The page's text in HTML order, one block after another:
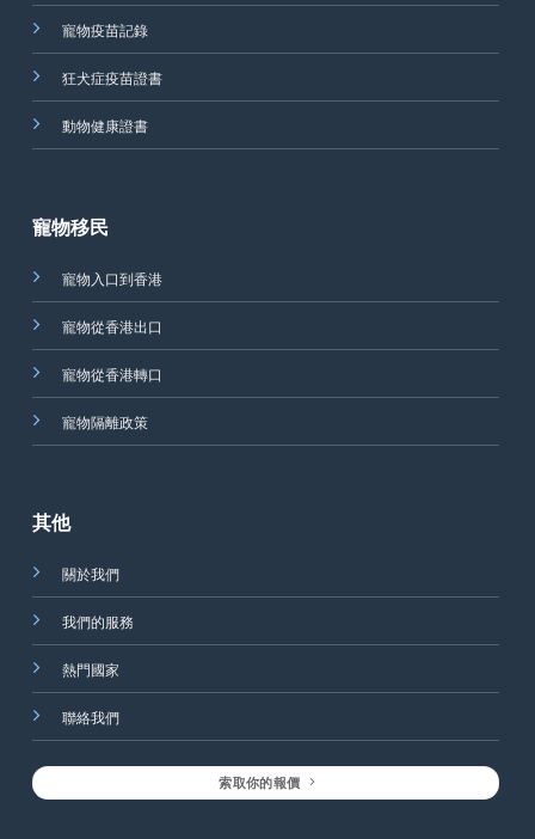
寵物疫苗記錄
狂犬症疫苗證書
動物健康證書
寵物移民
寵物入口到香港
寵物從香港出口
寵物從香港轉口
寵物隔離政策
其他
關於我們
我們的服務
熱門國家
聯絡我們
索取你的報價